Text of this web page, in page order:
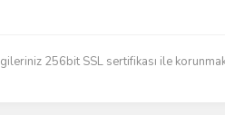
256bit SSL sertifikası ile